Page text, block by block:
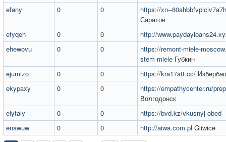
efany
0 0
https://xn--
Саратов
efyqeh
0 0
http://
ehewovu
0 0
https://remont-miele-
stem-miele Губкин
ejumizo
0 0 https://kra17att.cc/
ekypaxy
0 0
https://empathycenter.ru/
Волгодонск
elytaly
0 0
https://bvd.kz/vkusnyj-obed
enawuw
0 0 http://aiwa.com.pl Gliwice